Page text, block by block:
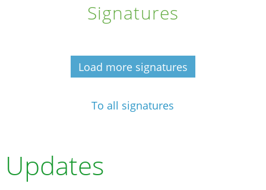
Signatures
Load more signatures
To all signatures
Updates